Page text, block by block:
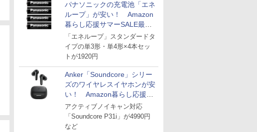
パナソニックの充電池「エネ
ループ」が安い！ Amazon
暮らし応援サマーSALE最終
日
「エネループ」スタンダードタ
イプの単3形・単4形×4本セッ
トが1920円
Anker「Soundcore」シリー
ズのワイヤレスイヤホンが安
い！ Amazon暮らし応援サ
マーSALE
アクティブノイキャン対応
「Soundcore P31i」が4990円
など